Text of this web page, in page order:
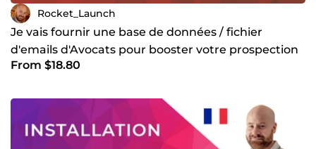
Rocket_Launch
Je vais fournir une base de données / fichier
d'emails d'Avocats pour booster votre prospection
BtoB
From $18.80